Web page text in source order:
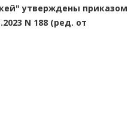
утверждены приказом
N 188 (ред. от